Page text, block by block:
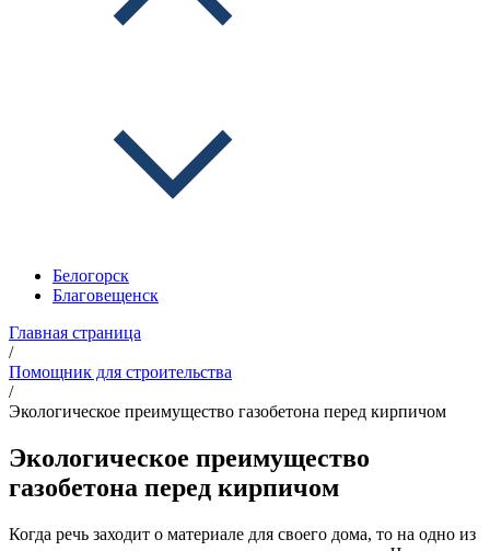
Белогорск
Благовещенск
Главная страница
/
Помощник для строительства
/
Экологическое преимущество газобетона перед кирпичом
Экологическое преимущество
газобетона перед кирпичом
Когда речь заходит о материале для своего дома, то на одно из